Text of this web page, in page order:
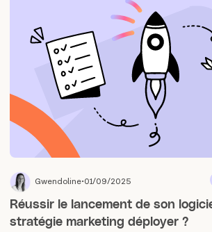
Gwendoline 01/09/2025
Réussir le lancement de son
stratégie marketing déployer ?